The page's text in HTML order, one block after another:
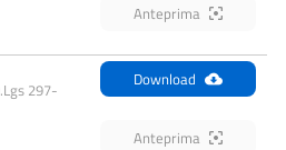
Anteprima
297-
Download
Anteprima